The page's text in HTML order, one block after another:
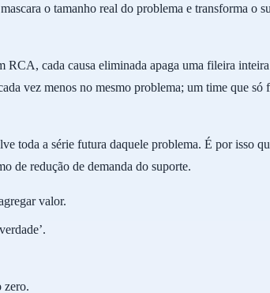
o tamanho real do problema e transforma o
cada causa eliminada apaga uma fileira
vez menos no mesmo problema; um time que só
toda a série futura daquele problema. É por isso
de redução de demanda do suporte.
valor.
zero.